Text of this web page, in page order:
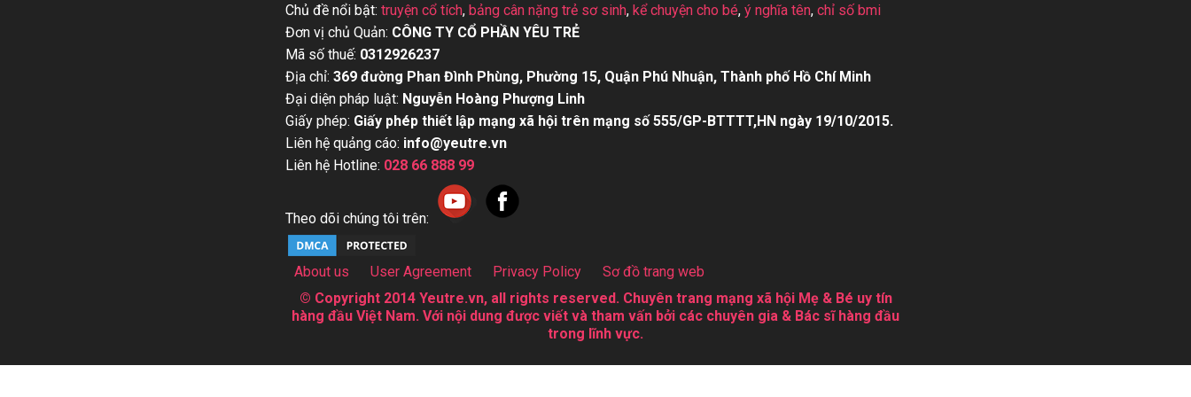
Chủ đề nổi bật: truyện cổ tích, bảng cân nặng trẻ sơ sinh, kể chuyện cho bé, ý nghĩa tên, chỉ số bmi
Đơn vị chủ Quản: CÔNG TY CỔ PHẦN YÊU TRẺ
Mã số thuế: 0312926237
Địa chỉ: 369 đường Phan Đình Phùng, Phường 15, Quận Phú Nhuận, Thành phố Hồ Chí Minh
Đại diện pháp luật: Nguyễn Hoàng Phượng Linh
Giấy phép: Giấy phép thiết lập mạng xã hội trên mạng số 555/GP-BTTTT,HN ngày 19/10/2015.
Liên hệ quảng cáo: info@yeutre.vn
Liên hệ Hotline: 028 66 888 99
Theo dõi chúng tôi trên:
About us User Agreement Privacy Policy
Sơ đồ trang web
© Copyright 2014 Yeutre.vn, all rights reserved. Chuyên trang mạng xã hội Mẹ & Bé uy tín
hàng đầu Việt Nam. Với nội dung được viết và tham vấn bởi các chuyên gia & Bác sĩ hàng đầu
trong lĩnh vực.